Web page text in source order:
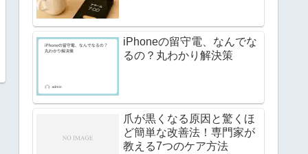
iPhoneの留守電、なんでな
るの？丸わかり解決策
爪が黒くなる原因と驚くほ
ど簡単な改善法！専門家が
教える7つのケア方法